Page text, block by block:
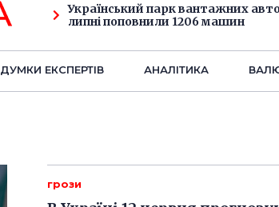
Український парк вантажних
липні поповнили 1206 машин
ДУМКИ ЕКСПЕРТIВ АНАЛIТИКА
грози